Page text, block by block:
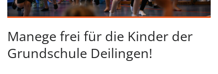
Manege frei für die Kinder der
Grundschule Deilingen!